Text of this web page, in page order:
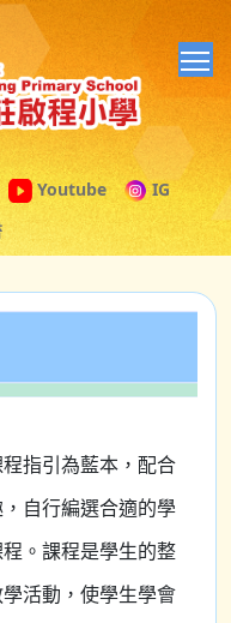
Youtube
IG
指引為藍本，配合
自行編選合適的學
。課程是學生的整
活動，使學生學會